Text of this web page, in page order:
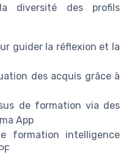
diversité des profils
guider la réflexion et la
des acquis grâce à
de formation via des
App
formation intelligence